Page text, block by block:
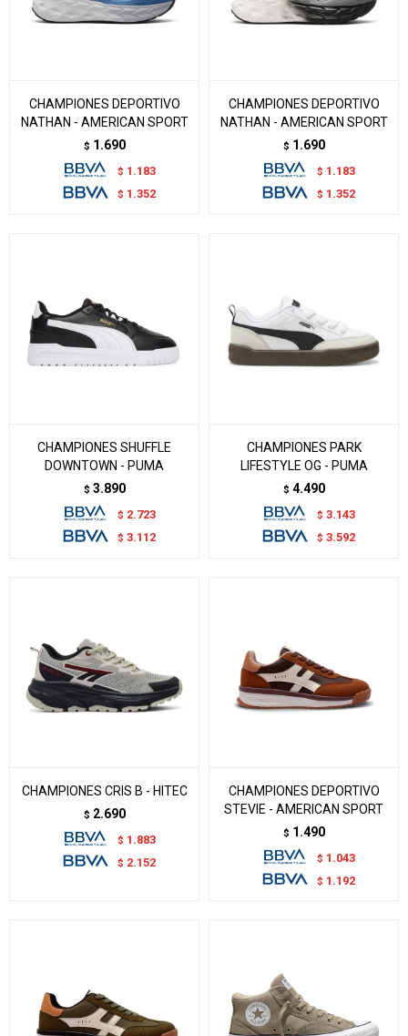
CHAMPIONES DEPORTIVO
NATHAN - AMERICAN SPORT
$ 1.690
$ 1.183
$ 1.352
CHAMPIONES DEPORTIVO
NATHAN - AMERICAN SPORT
$ 1.690
$ 1.183
$ 1.352
CHAMPIONES SHUFFLE
DOWNTOWN - PUMA
$ 3.890
$ 2.723
$ 3.112
CHAMPIONES PARK
LIFESTYLE OG - PUMA
$ 4.490
$ 3.143
$ 3.592
CHAMPIONES CRIS B - HITEC
$ 2.690
$ 1.883
$ 2.152
CHAMPIONES DEPORTIVO
STEVIE - AMERICAN SPORT
$ 1.490
$ 1.043
$ 1.192